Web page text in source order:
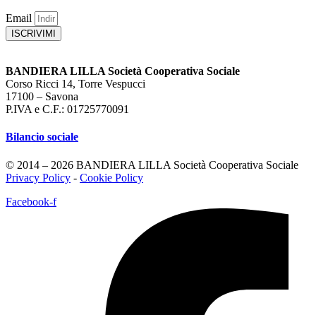
Email
ISCRIVIMI
BANDIERA LILLA Società Cooperativa Sociale
Corso Ricci 14, Torre Vespucci
17100 – Savona
P.IVA e C.F.: 01725770091
Bilancio sociale
© 2014 – 2026 BANDIERA LILLA Società Cooperativa Sociale
Privacy Policy - Cookie Policy
Facebook-f